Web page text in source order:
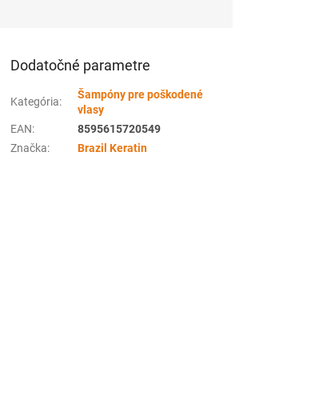
Dodatočné parametre
Kategória:
Šampóny pre poškodené
vlasy
EAN:
8595615720549
Značka: Brazil Keratin